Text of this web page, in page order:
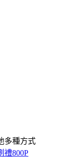
多種方式
禮800P